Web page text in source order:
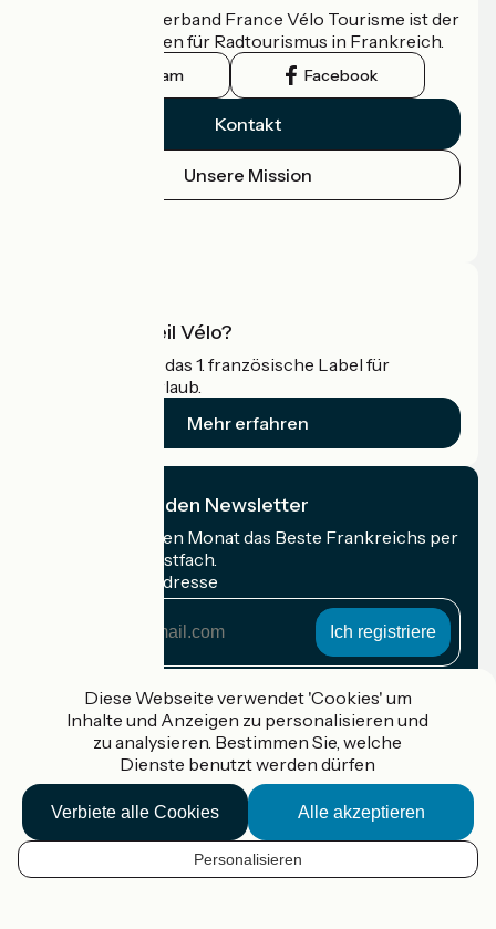
DE
Der nationale Verband France Vélo Tourisme ist der
offizielle Leitfaden für Radtourismus in Frankreich.
Instagram Facebook
Kontakt
Unsere Mission
Was ist Accueil Vélo?
Accueil Vélo ist das 1. französische Label für
Radfahrer im Urlaub.
Mehr erfahren
Ich abonniere den Newsletter
Erhalten Sie jeden Monat das Beste Frankreichs per
Rad in Ihrem Postfach.
Meine E-Mail-Adresse
Adresse
Gefördert im Rahmen von Destination France
Accueil Vélo Pro
Kontakt
Rechtliche Informationen
Diese Webseite verwendet 'Cookies' um
Inhalte und Anzeigen zu personalisieren und
zu analysieren. Bestimmen Sie, welche
Dienste benutzt werden dürfen
Alle akzeptieren
Verbiete alle Cookies
Personalisieren